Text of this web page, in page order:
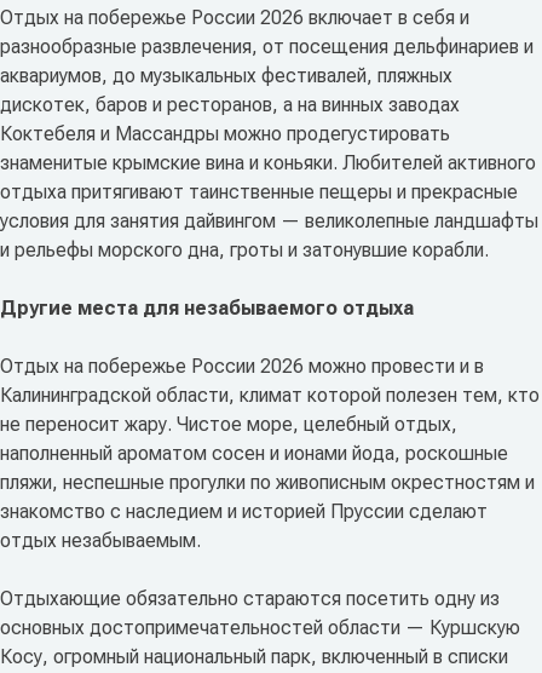
Отдых на побережье России 2026 включает в себя и
разнообразные развлечения, от посещения дельфинариев и
аквариумов, до музыкальных фестивалей, пляжных
дискотек, баров и ресторанов, а на винных заводах
Коктебеля и Массандры можно продегустировать
знаменитые крымские вина и коньяки. Любителей активного
отдыха притягивают таинственные пещеры и прекрасные
условия для занятия дайвингом — великолепные ландшафты
и рельефы морского дна, гроты и затонувшие корабли.
Другие места для незабываемого отдыха
Отдых на побережье России 2026 можно провести и в
Калининградской области, климат которой полезен тем, кто
не переносит жару. Чистое море, целебный отдых,
наполненный ароматом сосен и ионами йода, роскошные
пляжи, неспешные прогулки по живописным окрестностям и
знакомство с наследием и историей Пруссии сделают
отдых незабываемым.
Отдыхающие обязательно стараются посетить одну из
основных достопримечательностей области — Куршскую
Косу, огромный национальный парк, включенный в списки